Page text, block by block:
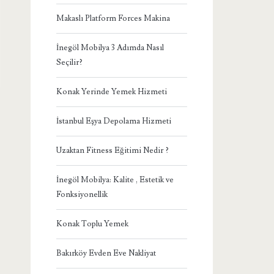
Makaslı Platform Forces Makina
İnegöl Mobilya 3 Adımda Nasıl
Seçilir?
Konak Yerinde Yemek Hizmeti
İstanbul Eşya Depolama Hizmeti
Uzaktan Fitness Eğitimi Nedir ?
İnegöl Mobilya: Kalite , Estetik ve
Fonksiyonellik
Konak Toplu Yemek
Bakırköy Evden Eve Nakliyat